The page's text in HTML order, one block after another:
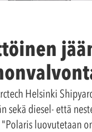
Helsinki
diesel- että
luovutetaan